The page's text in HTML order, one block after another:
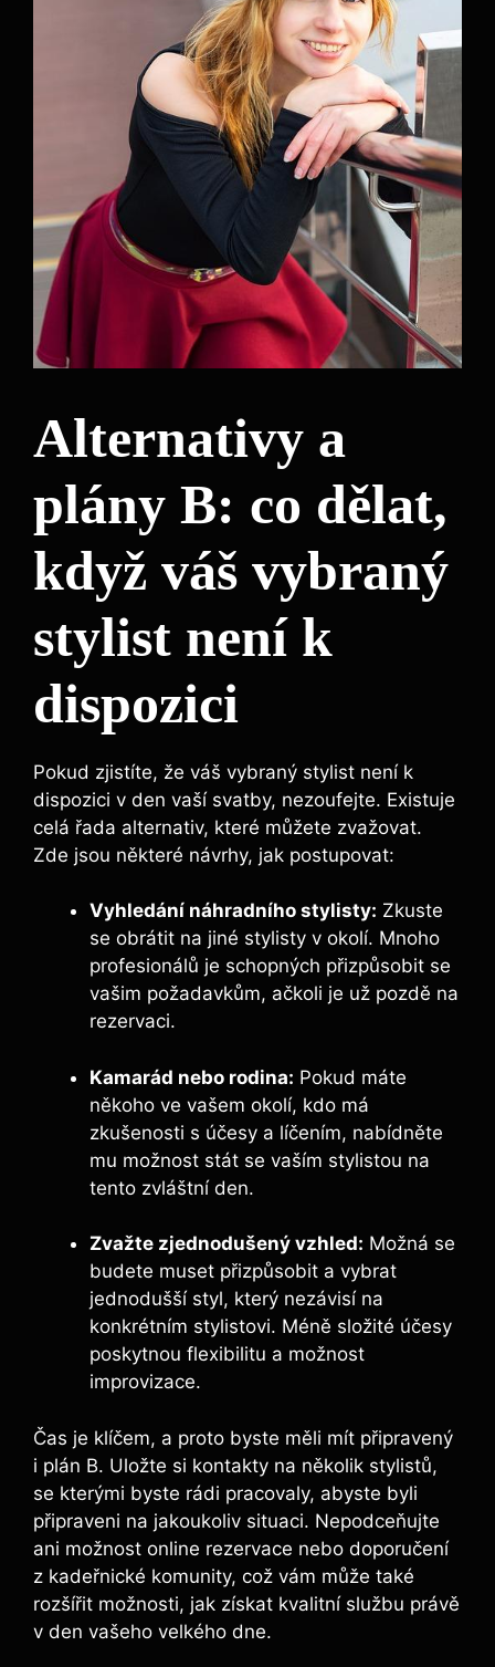
Alternativy a
plány B: co dělat,
když váš vybraný
stylist není k
dispozici
Pokud zjistíte, že váš vybraný stylist není k
dispozici v den vaší svatby, nezoufejte. Existuje
celá řada alternativ, které můžete zvažovat.
Zde jsou některé návrhy, jak postupovat:
Vyhledání náhradního stylisty: Zkuste⁢
se obrátit na⁣ jiné stylisty v okolí. ​Mnoho
profesionálů je schopných přizpůsobit se
vašim ​požadavkům,‌ ačkoli je už pozdě na
rezervaci.
Kamarád nebo ⁣rodina: Pokud máte
někoho ve vašem okolí, kdo má
zkušenosti s účesy a líčením, nabídněte
mu možnost stát se vaším stylistou na
tento zvláštní den.
Zvažte zjednodušený vzhled: Možná se
budete muset přizpůsobit a vybrat
jednodušší ‍styl, který nezávisí na
konkrétním stylistovi. Méně složité účesy
poskytnou flexibilitu a možnost
improvizace.
Čas je klíčem,​ a proto byste měli mít⁤ připravený
i plán B. Uložte si kontakty na několik stylistů,
se kterými byste rádi pracovaly, abyste byli
připraveni ‍na‌ jakoukoliv situaci. Nepodceňujte
ani možnost online rezervace nebo doporučení
z⁢ kadeřnické komunity, ⁣což vám ‍může‍ také
rozšířit možnosti, jak získat kvalitní službu právě
v den vašeho velkého dne.